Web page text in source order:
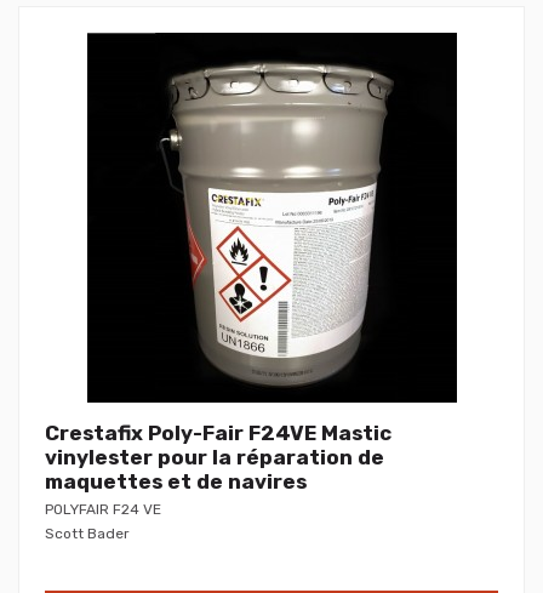
Crestafix Poly-Fair F24VE Mastic
vinylester pour la réparation de
maquettes et de navires
POLYFAIR F24 VE
Scott Bader